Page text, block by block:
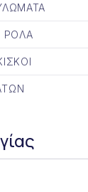
ΡΟΛΑ